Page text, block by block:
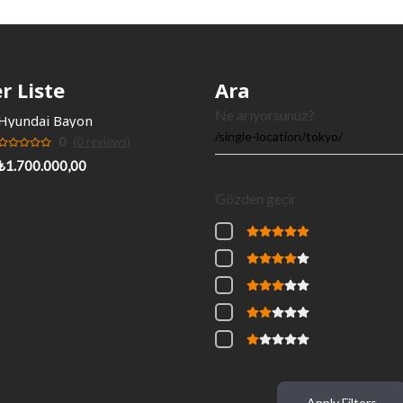
Liste
Bayon
0 (0 reviews)
Ara
Ne arıyorsunuz?
Gözden geçir